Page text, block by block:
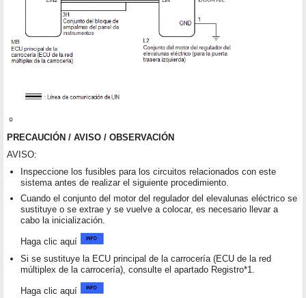
PRECAUCIÓN / AVISO / OBSERVACIÓN
AVISO:
Inspeccione los fusibles para los circuitos relacionados con este
sistema antes de realizar el siguiente procedimiento.
Cuando el conjunto del motor del regulador del elevalunas eléctrico se
sustituye o se extrae y se vuelve a colocar, es necesario llevar a
cabo la inicialización.
Haga clic aquí
Si se sustituye la ECU principal de la carrocería (ECU de la red
múltiplex de la carrocería), consulte el apartado Registro*1.
Haga clic aquí